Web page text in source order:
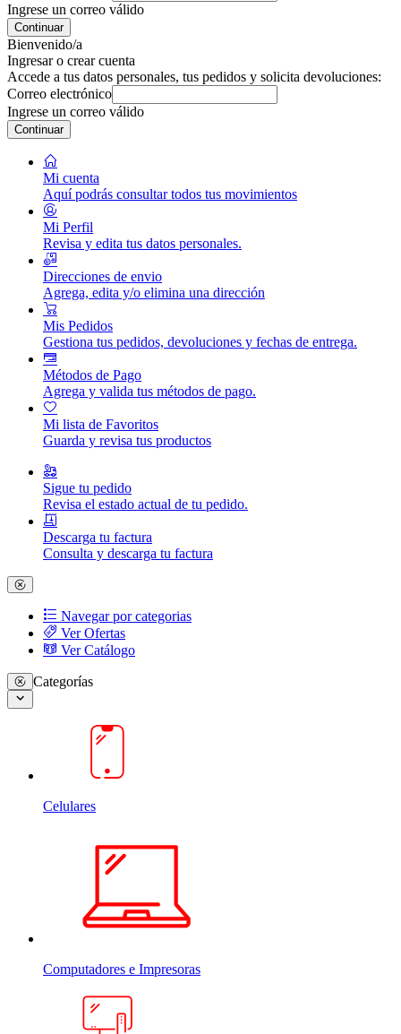
Ingrese un correo válido
Continuar
Bienvenido/a
Ingresar o crear cuenta
Accede a tus datos personales, tus pedidos y solicita devoluciones:
Correo electrónico
Ingrese un correo válido
Continuar
Mi cuenta
Aquí podrás consultar todos tus movimientos
Mi Perfil
Revisa y edita tus datos personales.
Direcciones de envio
Agrega, edita y/o elimina una dirección
Mis Pedidos
Gestiona tus pedidos, devoluciones y fechas de entrega.
Métodos de Pago
Agrega y valida tus métodos de pago.
Mi lista de Favoritos
Guarda y revisa tus productos
Sigue tu pedido
Revisa el estado actual de tu pedido.
Descarga tu factura
Consulta y descarga tu factura
Navegar por categorias
Ver Ofertas
Ver Catálogo
Categorías
Celulares
Computadores e Impresoras